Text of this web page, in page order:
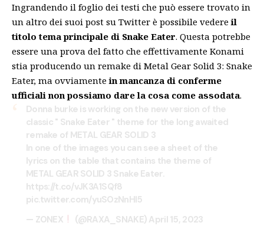
Ingrandendo il foglio dei testi che può essere trovato in
un altro dei suoi post su Twitter è possibile vedereil
titolo tema principale di Snake Eater. Questa potrebbe
essere una prova del fatto che effettivamente Konami
stia producendo un remake di Metal Gear Solid 3: Snake
Eater, ma ovviamentein mancanza di conferme
ufficiali non possiamo dare la cosa come assodata.
Donna burke is working on the new version of the
classic " Snake Eater " theme for the long awaited
remake of METAL GEAR SOLID 3
In one of the images you can see a sheet of the
lyrics on the table that contains the theme of
METAL GEAR SOLID 3 Snake Eater.
https://t.co/vJK3A1SQf8
pic.twitter.com/yuSOzNnHl5
— ZONEX
(@RAXA_SNAKE) April 15, 2023